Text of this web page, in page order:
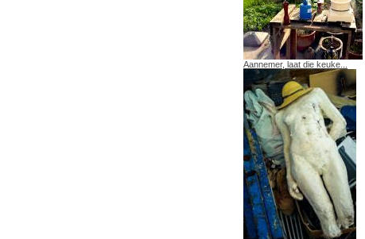
Aannemer, laat die keuke...